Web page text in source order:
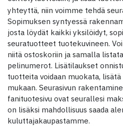
yhteyttä, niin voimme tehdä
Sopimuksen syntyessä
josta löydät kaikki yksilöidyt,
seuratuotteet tuotekuvineen.
niitä ostoskoriin ja samalla
pelinumerot. Lisätilaukset
tuotteita voidaan muokata,
mukaan. Seurasivun
fanituotesivu ovat seurallesi
on lisäksi mahdollisuus saada
kuluttajakaupastamme.